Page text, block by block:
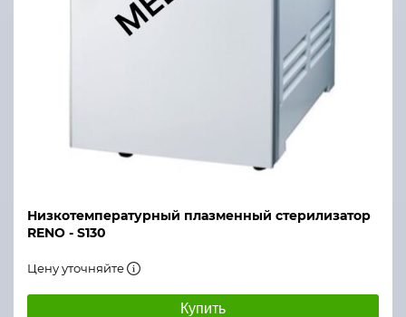
Низкотемпературный плазменный стерилизатор
RENO - S130
Цену уточняйте
Купить